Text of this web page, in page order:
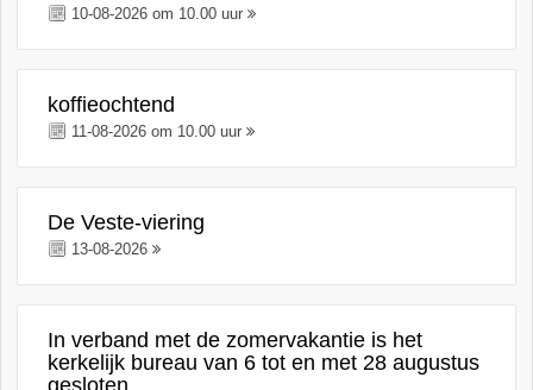
10-08-2026 om 10.00 uur
koffieochtend
11-08-2026 om 10.00 uur
De Veste-viering
13-08-2026
In verband met de zomervakantie is het
kerkelijk bureau van 6 tot en met 28 augustus
gesloten